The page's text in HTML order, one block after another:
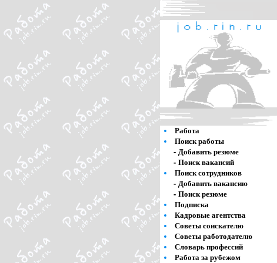
Работа
Поиск работы
- Добавить резюме
- Поиск вакансий
Поиск сотрудников
- Добавить вакансию
- Поиск резюме
Подписка
Кадровые агентства
Советы соискателю
Советы работодателю
Словарь профессий
Работа за рубежом